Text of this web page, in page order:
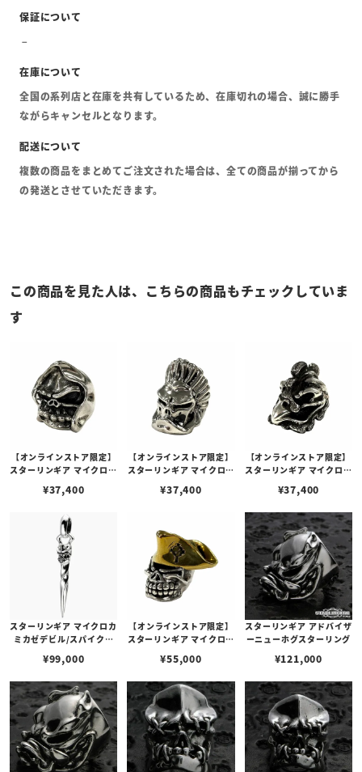
全国の系列店と在庫を共有しているため、在庫切れの場合、誠に勝手
ながらキャンセルとなります。
複数の商品をまとめてご注文された場合は、全ての商品が揃ってから
の発送とさせていただきます。
この商品を見た人は、こちらの商品もチェックしていま
す
【オンラインストア限定】
スターリンギア マイクロニ
ーズ
¥37,400
【オンラインストア限定】
スターリンギア マイクロネ
¥37,400
【オンラインストア限定】
スターリンギア マイクロコ
¥37,400
スターリンギア マイクロカ
ミカゼデビル/スパイクペ
¥99,000
【オンラインストア限定】
スターリンギア マイクロパ
w/ブラスハット
¥55,000
スターリンギア アドバイザ
ーニューホグスターリング
¥121,000